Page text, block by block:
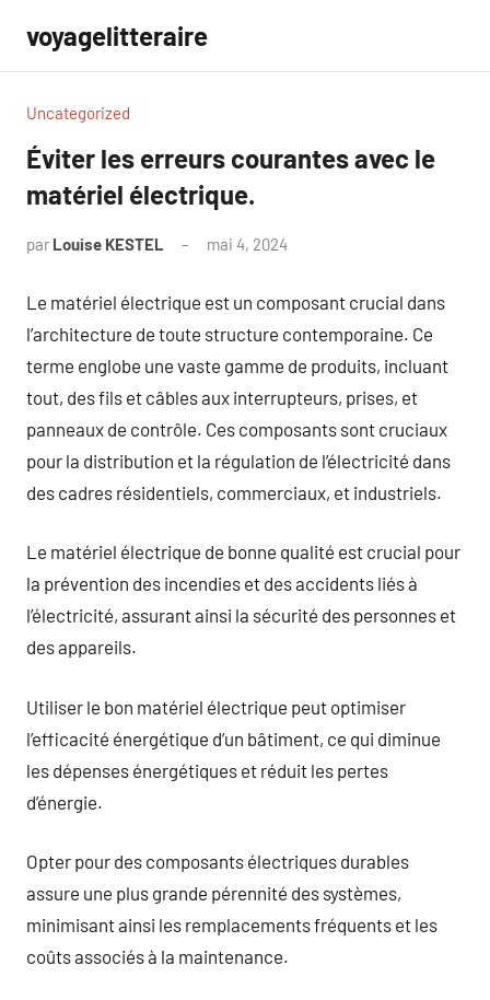
contenu
voyagelitteraire
Uncategorized
Éviter les erreurs courantes avec le
matériel électrique.
par Louise KESTEL mai 4, 2024
Le matériel électrique est un composant crucial dans
l’architecture de toute structure contemporaine. Ce
terme englobe une vaste gamme de produits, incluant
tout, des fils et câbles aux interrupteurs, prises, et
panneaux de contrôle. Ces composants sont cruciaux
pour la distribution et la régulation de l’électricité dans
des cadres résidentiels, commerciaux, et industriels.
Le matériel électrique de bonne qualité est crucial pour
la prévention des incendies et des accidents liés à
l’électricité, assurant ainsi la sécurité des personnes et
des appareils.
Utiliser le bon matériel électrique peut optimiser
l’efficacité énergétique d’un bâtiment, ce qui diminue
les dépenses énergétiques et réduit les pertes
d’énergie.
Opter pour des composants électriques durables
assure une plus grande pérennité des systèmes,
minimisant ainsi les remplacements fréquents et les
coûts associés à la maintenance.